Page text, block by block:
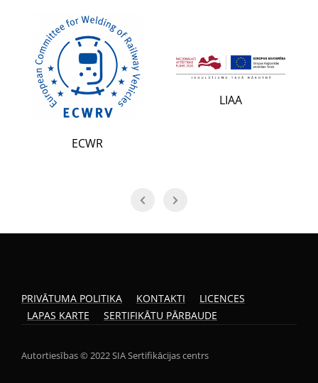
ECWR
LIAA
PRIVĀTUMA POLITIKA KONTAKTI
LICENCES
LAPAS KARTE
SERTIFIKĀTU PĀRBAUDE
Autortiesības © 2022 SIA Sertifikācijas centrs